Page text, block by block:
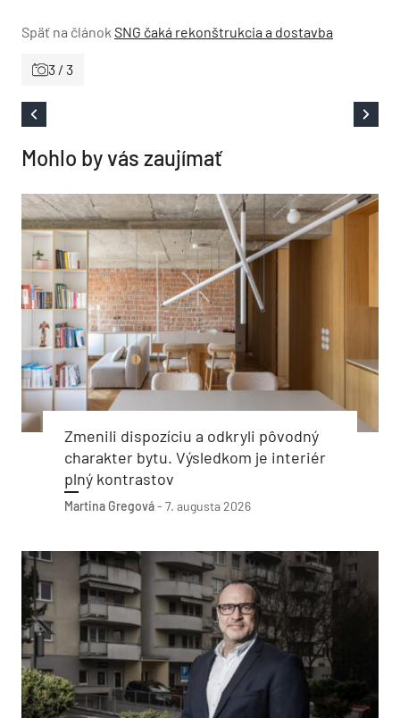
Späť na článok SNG čaká rekonštrukcia a dostavba
3 / 3
Mohlo by vás zaujímať
Zmenili dispozíciu a odkryli pôvodný
charakter bytu. Výsledkom je interiér
plný kontrastov
Martina Gregová- 7. augusta 2026